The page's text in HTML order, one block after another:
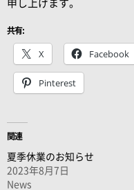
申し上げます。
共有:
X Facebook
Pinterest
関連
夏季休業のお知らせ
2023年8月7日
News